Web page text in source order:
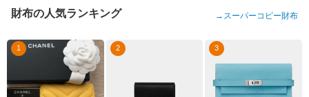
財布の人気ランキング → スーパーコピー財布
1 2 3